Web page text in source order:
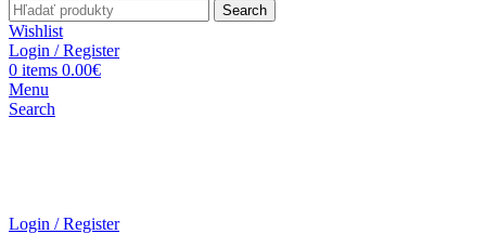
Search
Wishlist
Login / Register
0 items 0.00€
Menu
Search
Login / Register